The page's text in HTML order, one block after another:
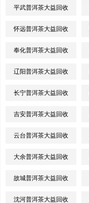
平武普洱茶大益回收
怀远普洱茶大益回收
奉化普洱茶大益回收
辽阳普洱茶大益回收
长宁普洱茶大益回收
吉安普洱茶大益回收
云台普洱茶大益回收
大余普洱茶大益回收
故城普洱茶大益回收
沈河普洱茶大益回收